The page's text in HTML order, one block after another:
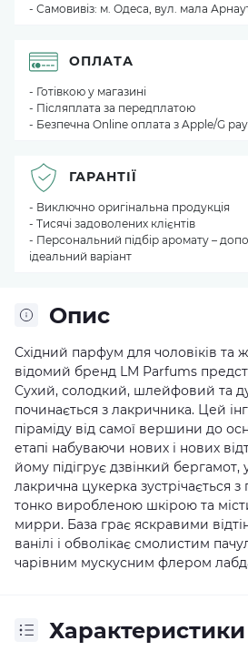
Опис
Східний парфум для чоловіків та
відомий бренд LM Parfums
Сухий, солодкий, шлейфовий та
починається з лакричника. Цей
піраміду від самої вершини до
етапі набуваючи нових і нових
йому підігрує дзвінкий бергамот,
лакрична цукерка зустрічається
тонко виробленою шкірою та
мирри. База грає яскравими
ванілі і обволікає смолистим
чарівним мускусним флером
Характеристики
- Самовивіз: м. Одеса, вул. мала
ОПЛАТА
- Готівкою у магазині
- Післяплата за передплатою
- Безпечна Online оплата з Apple/G pay
ГАРАНТІЇ
- Виключно оригінальна продукція
- Тисячі задоволених клієнтів
- Персональний підбір аромату –
ідеальний варіант